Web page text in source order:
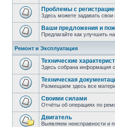
Проблемы с
Здесь можете задавать
Ваши предложения и
Предлагайте как улучшить
Ремонт и Эксплуатация
Технические
Здесь собрана информация о
Техническая
Размещаем здесь все
Своими силами
Отчёты об операциях по
Двигатель
Выявляем неисправности и